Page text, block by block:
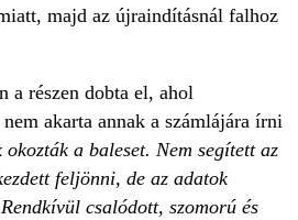
majd az újraindításnál falhoz
a részen dobta el, ahol
akarta annak a számlájára írni
okozták a baleset. Nem segített az
feljönni, de az adatok
csalódott, szomorú és